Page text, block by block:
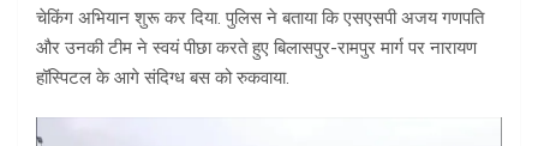
चेकिंग अभियान शुरू कर दिया. पुलिस ने बताया कि एसएसपी अजय गणपति
और उनकी टीम ने स्वयं पीछा करते हुए बिलासपुर-रामपुर मार्ग पर नारायण
हॉस्पिटल के आगे संदिग्ध बस को रुकवाया.